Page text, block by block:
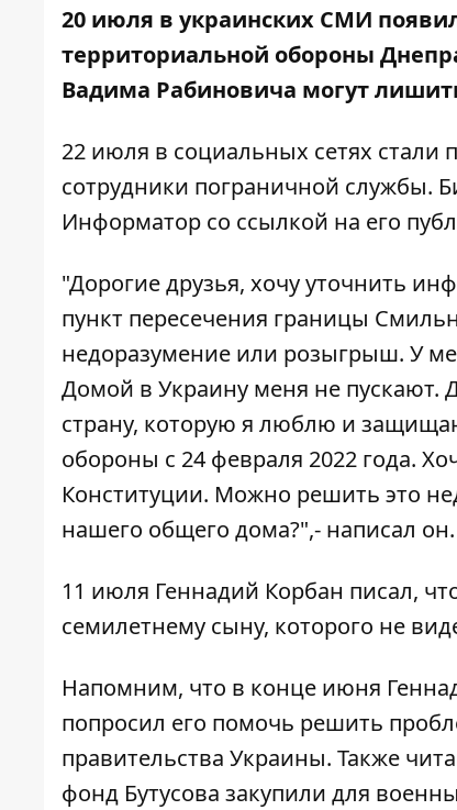
20 июля в украинских СМИ
территориальной обороны
Вадима Рабиновича могут
22 июля в социальных сетях стали
сотрудники пограничной службы.
Информатор со ссылкой на его
"Дорогие друзья, хочу уточнить
пункт пересечения границы
недоразумение или розыгрыш. У
Домой в Украину меня не пускают.
страну, которую я люблю и
обороны с 24 февраля 2022 года.
Конституции. Можно решить это
нашего общего дома?",- написал он.
11 июля Геннадий Корбан писал,
семилетнему сыну, которого не
Напомним, что в конце июня
попросил его помочь решить
правительства Украины. Также
фонд Бутусова закупили для